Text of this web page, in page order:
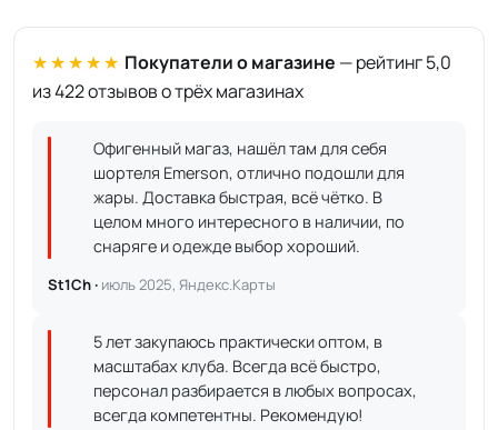
★★★★★ Покупатели о магазине — рейтинг 5,0
из 422 отзывов о трёх магазинах
Офигенный магаз, нашёл там для себя
шортеля Emerson, отлично подошли для
жары. Доставка быстрая, всё чётко. В
целом много интересного в наличии, по
снаряге и одежде выбор хороший.
St1Ch · июль 2025, Яндекс.Карты
5 лет закупаюсь практически оптом, в
масштабах клуба. Всегда всё быстро,
персонал разбирается в любых вопросах,
всегда компетентны. Рекомендую!